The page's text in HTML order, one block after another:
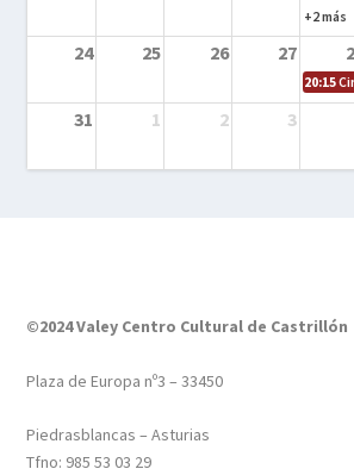
+2 más
24 25 26 27
20:15
31 1 2 3
©2024 Valey Centro Cultural de Castrillón
Plaza de Europa nº3 – 33450
Piedrasblancas – Asturias
Tfno: 985 53 03 29